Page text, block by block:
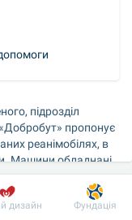
підрозділ
пропонує
реанімобілях, в
Машини обладнані
для
Пацієнту
дизайн Фундація